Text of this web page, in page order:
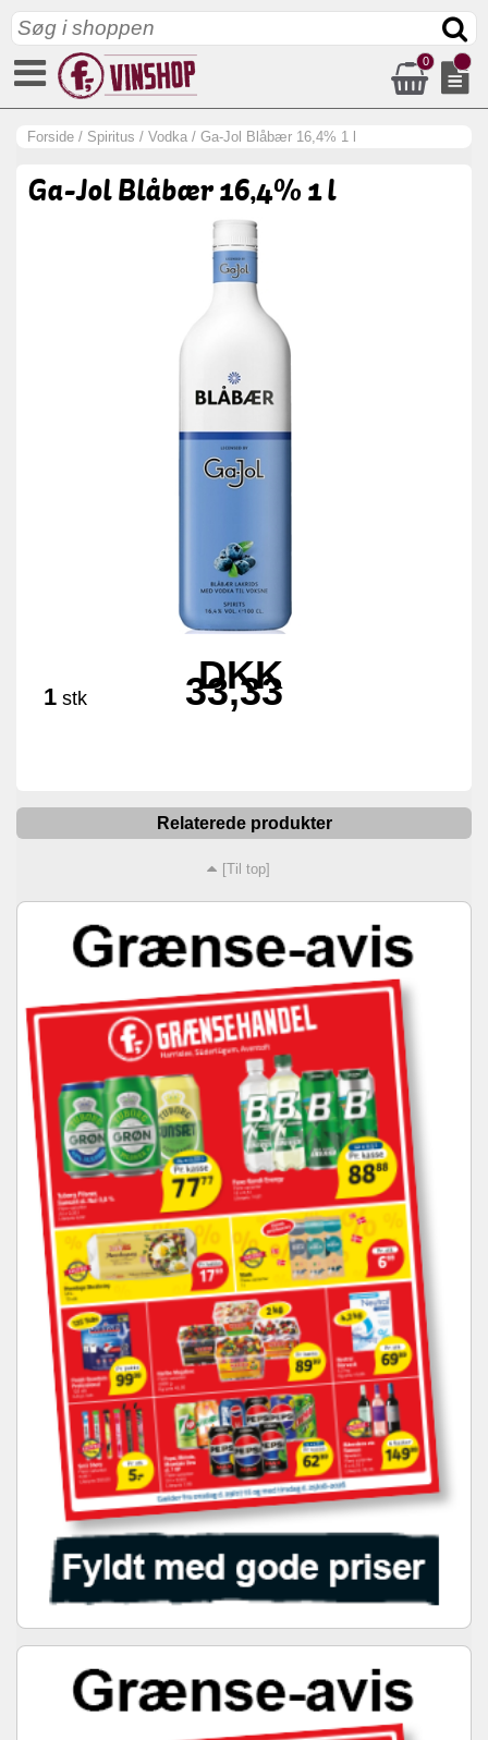
0
Forside / Spiritus / Vodka / Ga-Jol Blåbær 16,4% 1 l
Ga-Jol Blåbær 16,4% 1 l
1 stk
DKK
33,33
Relaterede produkter
[Til top]